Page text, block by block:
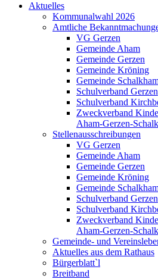
Aktuelles
Kommunalwahl 2026
Amtliche
VG Gerzen
Gemeinde Aham
Gemeinde Gerzen
Gemeinde Kröning
Gemeinde
Schulverband Gerzen
Schulverband
Zweckverband
Aham-Gerzen-
Stellenausschreibungen
VG Gerzen
Gemeinde Aham
Gemeinde Gerzen
Gemeinde Kröning
Gemeinde
Schulverband Gerzen
Schulverband
Zweckverband
Aham-Gerzen-
Gemeinde- und
Aktuelles aus dem Rathaus
Bürgerblatt`l
Breitband